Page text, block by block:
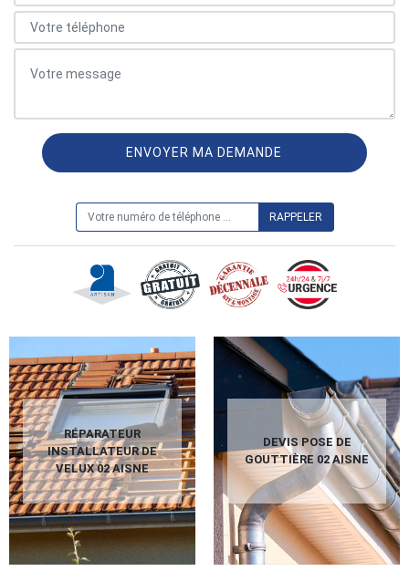
RÉPARATEUR
INSTALLATEUR DE
VELUX 02 AISNE
DEVIS POSE DE
GOUTTIÈRE 02 AISNE